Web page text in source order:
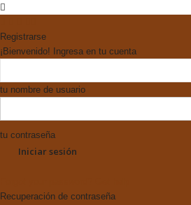
Registrarse
¡Bienvenido! Ingresa en tu cuenta
tu nombre de usuario
tu contraseña
Recuperación de contraseña